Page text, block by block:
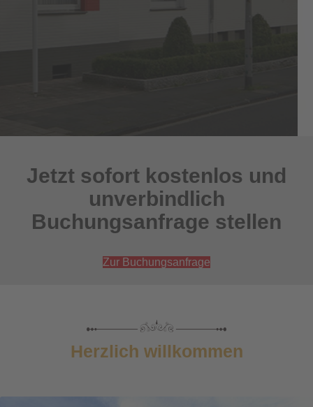
Jetzt sofort kostenlos und
unverbindlich
Buchungsanfrage stellen
Zur Buchungsanfrage
Herzlich willkommen